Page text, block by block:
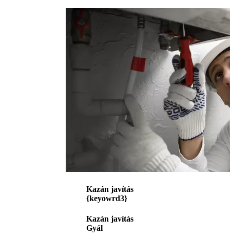
Kazán javítás
{keyowrd3}
Kazán javítás
Gyál